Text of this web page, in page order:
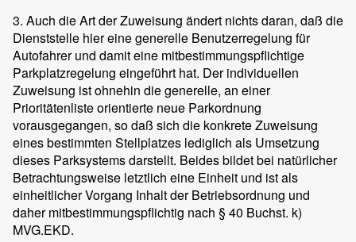
3. Auch die Art der Zuweisung ändert nichts daran, daß die
Dienststelle hier eine generelle Benutzerregelung für
Autofahrer und damit eine mitbestimmungspflichtige
Parkplatzregelung eingeführt hat. Der individuellen
Zuweisung ist ohnehin die generelle, an einer
Prioritätenliste orientierte neue Parkordnung
vorausgegangen, so daß sich die konkrete Zuweisung
eines bestimmten Stellplatzes lediglich als Umsetzung
dieses Parksystems darstellt. Beides bildet bei natürlicher
Betrachtungsweise letztlich eine Einheit und ist als
einheitlicher Vorgang Inhalt der Betriebsordnung und
daher mitbestimmungspflichtig nach § 40 Buchst. k)
MVG.EKD.